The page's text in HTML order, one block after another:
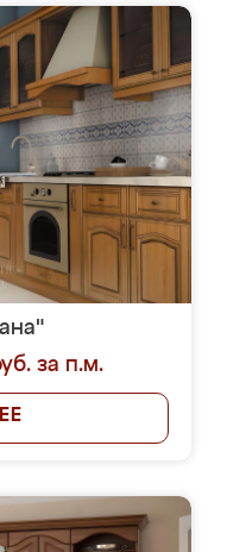
за п.м.